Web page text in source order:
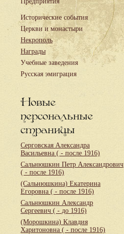
Исторические события
Церкви и монастыри
Некрополь
Награды
Учебные заведения
Русская эмиграция
Новые
персональные
страницы
Серговская Александра
Васильевна ( - после 1916)
Сальнюшкин Петр Александрович
( - после 1916)
(Сальнюшкина) Екатерина
Егоровна ( - после 1916)
Сальнюшкин Александр
Сергеевич ( - до 1916)
(Морошкина) Клавдия
Харитоновна ( - после 1916)